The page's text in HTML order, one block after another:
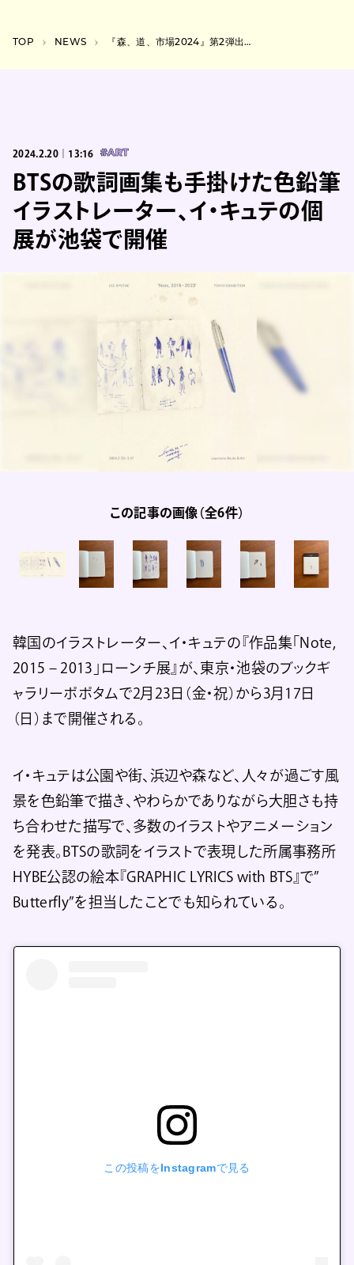
TOP NEWS 『森、道、市場2024』第2弾出演者にMFS、Kroi、Jun Inagawa、岸田繁ら15組
2024.2.20｜13:16 #ART
BTSの歌詞画集も手掛けた色鉛筆
イラストレーター、イ・キュテの個
展が池袋で開催
この記事の画像（全6件）
韓国のイラストレーター、イ・キュテの『作品集「Note,
2015 – 2013」ローンチ展』が、東京・池袋のブックギ
ャラリーポポタムで2月23日（金・祝）から3月17日
（日）まで開催される。
イ・キュテは公園や街、浜辺や森など、人々が過ごす風
景を色鉛筆で描き、やわらかでありながら大胆さも持
ち合わせた描写で、多数のイラストやアニメーション
を発表。BTSの歌詞をイラストで表現した所属事務所
HYBE公認の絵本『GRAPHIC LYRICS with BTS』で”
Butterfly”を担当したことでも知られている。
この投稿をInstagramで見る